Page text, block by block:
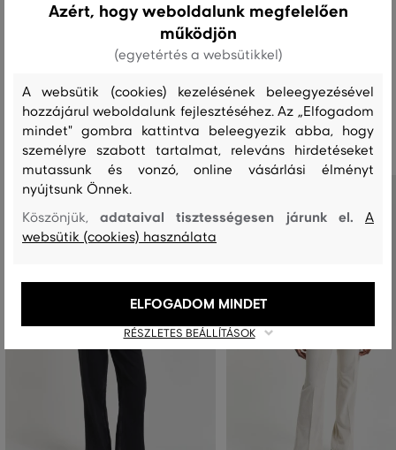
SZÁRÍTÁS
Ajánlott termékek
Azért, hogy weboldalunk megfelelően
működjön
(egyetértés a websütikkel)
A websütik (cookies) kezelésének beleegyezésével
hozzájárul weboldalunk fejlesztéséhez. Az „Elfogadom
mindet" gombra kattintva beleegyezik abba, hogy
személyre szabott tartalmat, releváns hirdetéseket
mutassunk és vonzó, online vásárlási élményt
nyújtsunk Önnek.
Köszönjük,adataival tisztességesen járunk el.A
websütik (cookies) használata
RÉSZLETES BEÁLLÍTÁSOK
ELFOGADOM MINDET